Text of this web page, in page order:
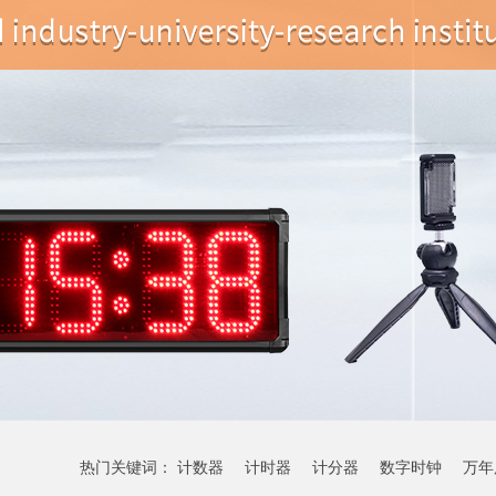
热门关键词： 计数器 计时器 计分器 数字时钟 万